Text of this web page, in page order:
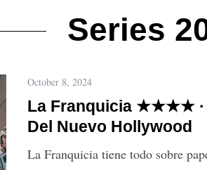
Series
October 8, 2024
La Franquicia ★★★★ ·
Del Nuevo Hollywood
La Franquicia tiene todo sobre